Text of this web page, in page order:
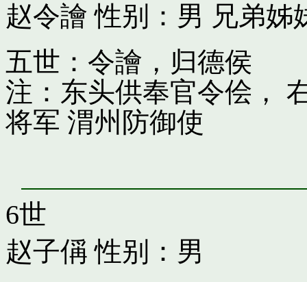
赵令譮 性别：男 兄弟姊
五世：令譮，归德侯
注：东头供奉官令侩，
将军 渭州防御使
6世
赵子偁 性别：男